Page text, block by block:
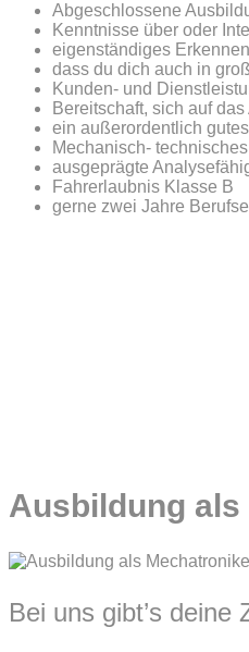
Abgeschlossene
Kenntnisse über oder
eigenständiges
dass du dich auch in
Kunden- und
Bereitschaft, sich auf
ein außerordentlich
Mechanisch-
ausgeprägte
Fahrerlaubnis Klasse B
gerne zwei Jahre
Ausbildung als
Bei uns gibt’s deine